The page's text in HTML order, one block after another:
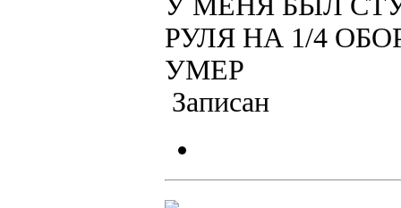
РУЛЯ НА 1/4
УМЕР
Записан